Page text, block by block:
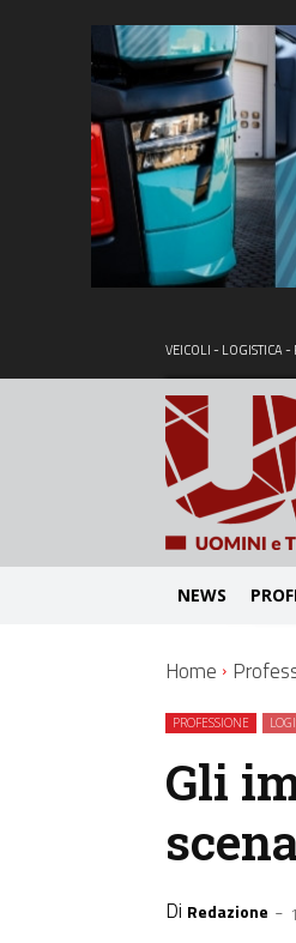
VEICOLI - LOGISTICA -
NEWS
Home
PROFESSIONE
Gli
Di Redazione -